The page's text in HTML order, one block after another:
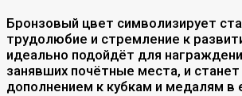
Бронзовый цвет символизирует
трудолюбие и стремление к
идеально подойдёт для
занявших почётные места, и
дополнением к кубкам и медалям в